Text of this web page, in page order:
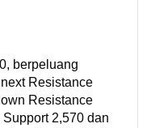
berpeluang
Resistance
Resistance
2,570 dan